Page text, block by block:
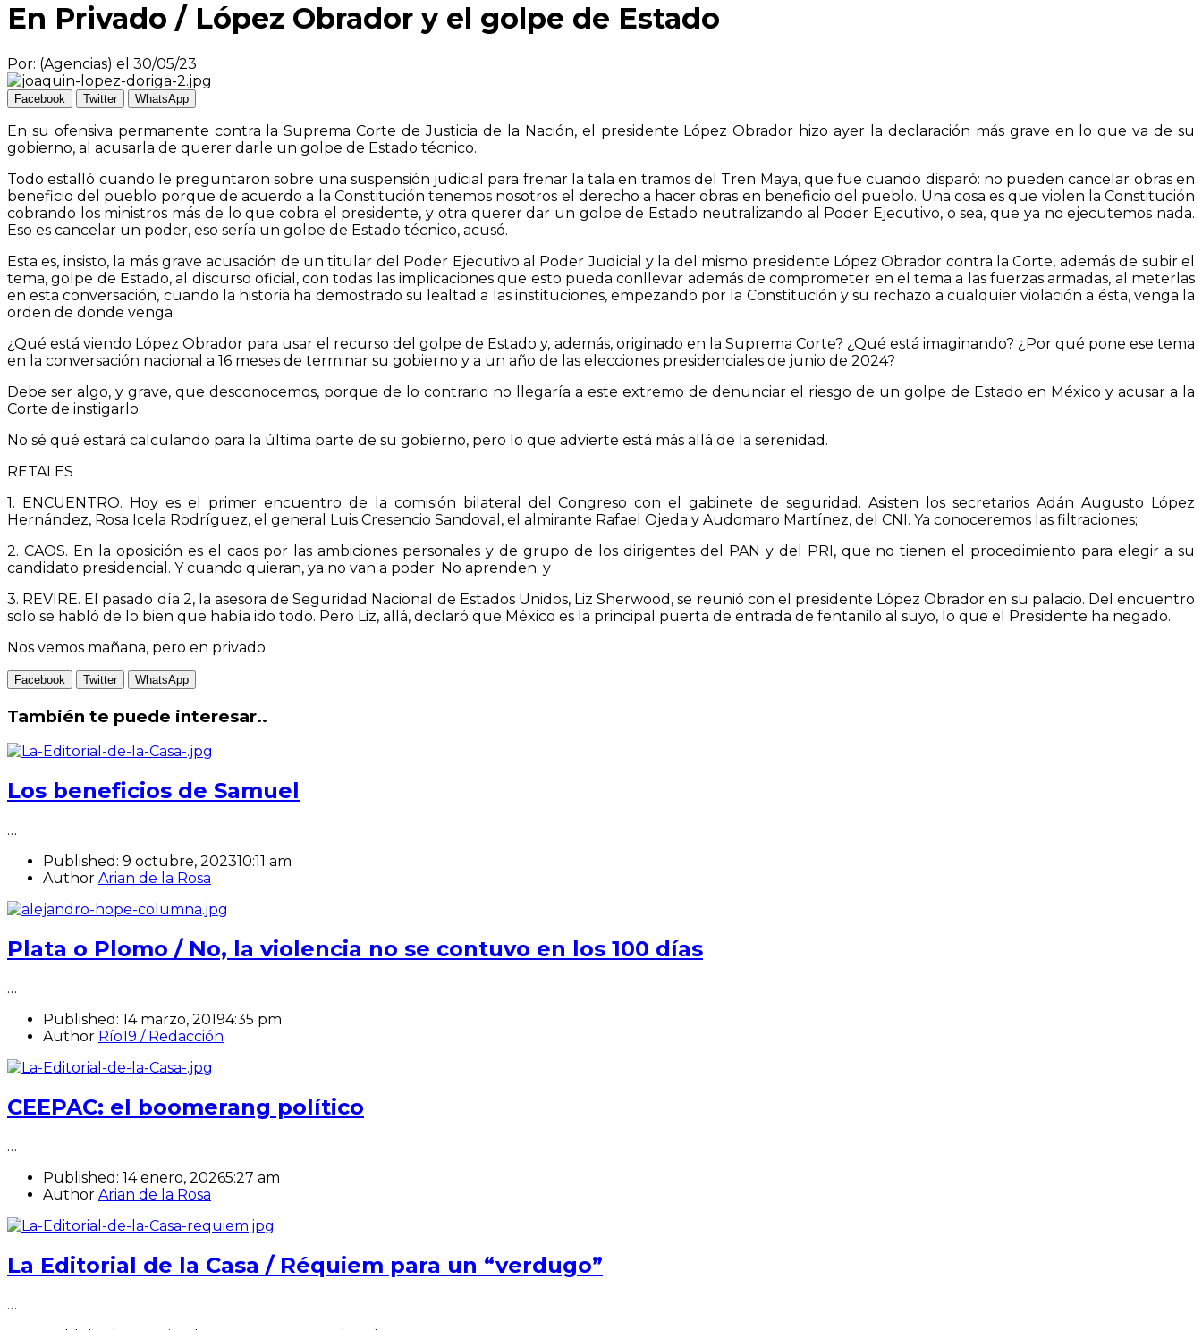
En Privado / López Obrador y el golpe de Estado
Por: (Agencias) el 30/05/23
Facebook Twitter WhatsApp
En su ofensiva permanente contra la Suprema Corte de Justicia de la Nación, el presidente López Obrador hizo ayer la declaración más grave en lo que va de su
gobierno, al acusarla de querer darle un golpe de Estado técnico.
Todo estalló cuando le preguntaron sobre una suspensión judicial para frenar la tala en tramos del Tren Maya, que fue cuando disparó: no pueden cancelar obras en
beneficio del pueblo porque de acuerdo a la Constitución tenemos nosotros el derecho a hacer obras en beneficio del pueblo. Una cosa es que violen la Constitución
cobrando los ministros más de lo que cobra el presidente, y otra querer dar un golpe de Estado neutralizando al Poder Ejecutivo, o sea, que ya no ejecutemos nada.
Eso es cancelar un poder, eso sería un golpe de Estado técnico, acusó.
Esta es, insisto, la más grave acusación de un titular del Poder Ejecutivo al Poder Judicial y la del mismo presidente López Obrador contra la Corte, además de subir el
tema, golpe de Estado, al discurso oficial, con todas las implicaciones que esto pueda conllevar además de comprometer en el tema a las fuerzas armadas, al meterlas
en esta conversación, cuando la historia ha demostrado su lealtad a las instituciones, empezando por la Constitución y su rechazo a cualquier violación a ésta, venga la
orden de donde venga.
¿Qué está viendo López Obrador para usar el recurso del golpe de Estado y, además, originado en la Suprema Corte? ¿Qué está imaginando? ¿Por qué pone ese tema
en la conversación nacional a 16 meses de terminar su gobierno y a un año de las elecciones presidenciales de junio de 2024?
Debe ser algo, y grave, que desconocemos, porque de lo contrario no llegaría a este extremo de denunciar el riesgo de un golpe de Estado en México y acusar a la
Corte de instigarlo.
No sé qué estará calculando para la última parte de su gobierno, pero lo que advierte está más allá de la serenidad.
RETALES
1. ENCUENTRO. Hoy es el primer encuentro de la comisión bilateral del Congreso con el gabinete de seguridad. Asisten los secretarios Adán Augusto López
Hernández, Rosa Icela Rodríguez, el general Luis Cresencio Sandoval, el almirante Rafael Ojeda y Audomaro Martínez, del CNI. Ya conoceremos las filtraciones;
2. CAOS. En la oposición es el caos por las ambiciones personales y de grupo de los dirigentes del PAN y del PRI, que no tienen el procedimiento para elegir a su
candidato presidencial. Y cuando quieran, ya no van a poder. No aprenden; y
3. REVIRE. El pasado día 2, la asesora de Seguridad Nacional de Estados Unidos, Liz Sherwood, se reunió con el presidente López Obrador en su palacio. Del encuentro
solo se habló de lo bien que había ido todo. Pero Liz, allá, declaró que México es la principal puerta de entrada de fentanilo al suyo, lo que el Presidente ha negado.
Nos vemos mañana, pero en privado
Facebook Twitter WhatsApp
También te puede interesar..
Los beneficios de Samuel
…
Published: 9 octubre, 202310:11 am
Author Arian de la Rosa
Plata o Plomo / No, la violencia no se contuvo en los 100 días
…
Published: 14 marzo, 20194:35 pm
Author Río19 / Redacción
CEEPAC: el boomerang político
…
Published: 14 enero, 20265:27 am
Author Arian de la Rosa
La Editorial de la Casa / Réquiem para un “verdugo”
…